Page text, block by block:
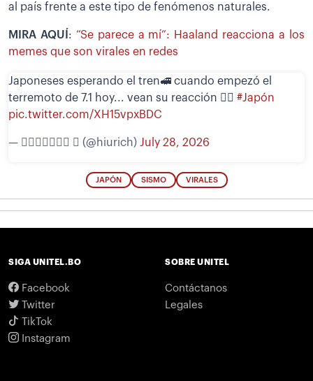
al país frente a este tipo de fenómenos naturales.
MIRA AQUÍ : “Se parece a mí”: Haaland reacciona a los
memes que son virales en redes
Japoneses esperando el tren🚅 cuando empezó el
terremoto de 7.1 hoy... vean su reacción 🧘‍♀️ #Japón
pic.twitter.com/XH15vpxBDC
— 𝖧𝗂𝗎𝗋𝗂𝖼𝗁  (@hiurich) July 28, 2026
JAPÓN SISMO VIRALES
SIGA UNITEL.BO
Facebook
Twitter
TikTok
Instagram
SOBRE UNITEL
Contáctanos
Legales